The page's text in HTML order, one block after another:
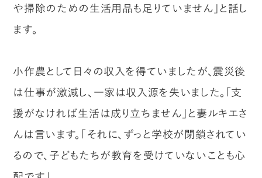
や掃除のための生活用品も足りていません」と話し
ます。
小作農として日々の収入を得ていましたが、震災後
は仕事が激減し、一家は収入源を失いました。「支
援がなければ生活は成り立ちません」と妻ルキエさ
んは言います。「それに、ずっと学校が閉鎖されてい
るので、子どもたちが教育を受けていないことも心